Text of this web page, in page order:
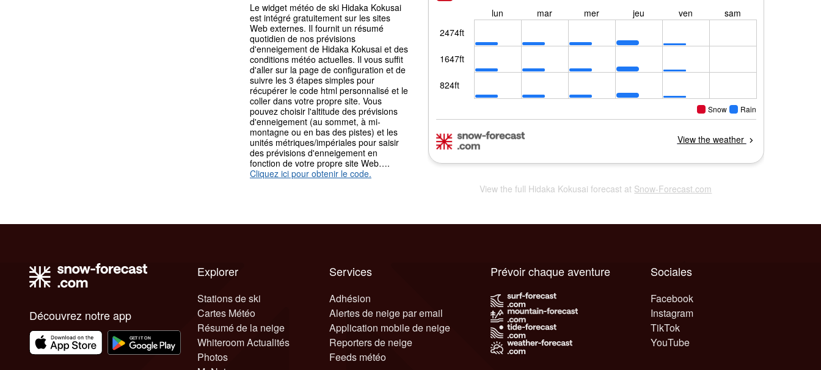
Le widget météo de ski Hidaka Kokusai
est intégré gratuitement sur les sites
Web externes. Il fournit un résumé
quotidien de nos prévisions
d'enneigement de Hidaka Kokusai et des
conditions météo actuelles. Il vous suffit
d'aller sur la page de configuration et de
suivre les 3 étapes simples pour
récupérer le code html personnalisé et le
coller dans votre propre site. Vous
pouvez choisir l'altitude des prévisions
d'enneigement (au sommet, à mi-
montagne ou en bas des pistes) et les
unités métriques/impériales pour saisir
des prévisions d'enneigement en
fonction de votre propre site Web….
Cliquez ici pour obtenir le code.
View the full Hidaka Kokusai forecast at Snow-Forecast.com
Découvrez notre app
Explorer
Stations de ski
Cartes Météo
Résumé de la neige
Whiteroom Actualités
Photos
Services
Adhésion
Alertes de neige par email
Application mobile de neige
Reporters de neige
Feeds météo
Sociales
Facebook
Instagram
TikTok
YouTube
Prévoir chaque aventure